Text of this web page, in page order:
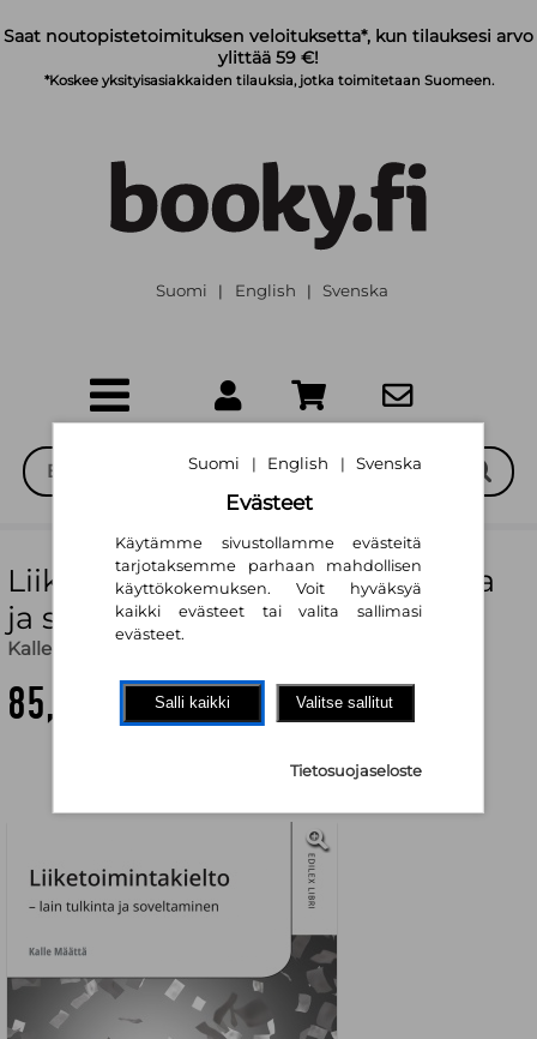
Saat noutopistetoimituksen veloituksetta*, kun tilauksesi arvo
ylittää 59 €!
*Koskee yksityisasiakkaiden tilauksia, jotka toimitetaan Suomeen.
Suomi | English | Svenska
Liiketoimintakielto : lain tulkinta
ja soveltaminen
Kalle Määttä
85,70 €
Suomi | English | Svenska
Evästeet
Käytämme sivustollamme evästeitä
tarjotaksemme parhaan mahdollisen
käyttökokemuksen. Voit hyväksyä
kaikki evästeet tai valita sallimasi
evästeet.
Salli kaikki Valitse sallitut
Tietosuojaseloste